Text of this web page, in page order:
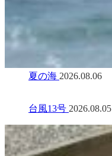
夏の海 2026.08.06
台風13号 2026.08.05